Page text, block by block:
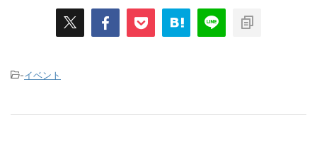
-イベント